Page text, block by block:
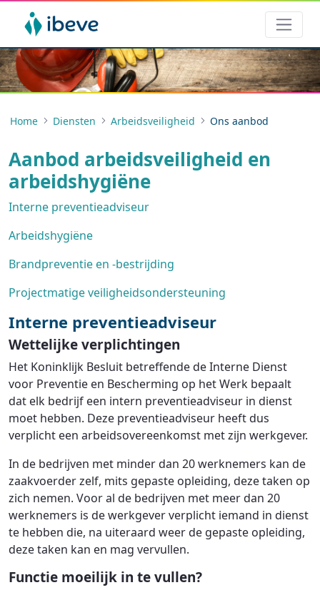
Home Diensten Arbeidsveiligheid Ons aanbod
Aanbod arbeidsveiligheid en
arbeidshygiëne
Interne preventieadviseur
Arbeidshygiëne
Brandpreventie en -bestrijding
Projectmatige veiligheidsondersteuning
Interne preventieadviseur
Wettelijke verplichtingen
Het Koninklijk Besluit betreffende de Interne Dienst
voor Preventie en Bescherming op het Werk bepaalt
dat elk bedrijf een intern preventieadviseur in dienst
moet hebben. Deze preventieadviseur heeft dus
verplicht een arbeidsovereenkomst met zijn werkgever.
In de bedrijven met minder dan 20 werknemers kan de
zaakvoerder zelf, mits gepaste opleiding, deze taken op
zich nemen. Voor al de bedrijven met meer dan 20
werknemers is de werkgever verplicht iemand in dienst
te hebben die, na uiteraard weer de gepaste opleiding,
deze taken kan en mag vervullen.
Functie moeilijk in te vullen?